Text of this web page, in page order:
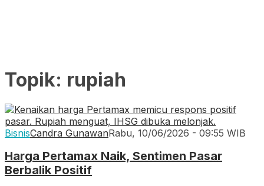
Topik: rupiah
BisnisCandra GunawanRabu, 10/06/2026 - 09:55 WIB
Harga Pertamax Naik, Sentimen Pasar
Berbalik Positif